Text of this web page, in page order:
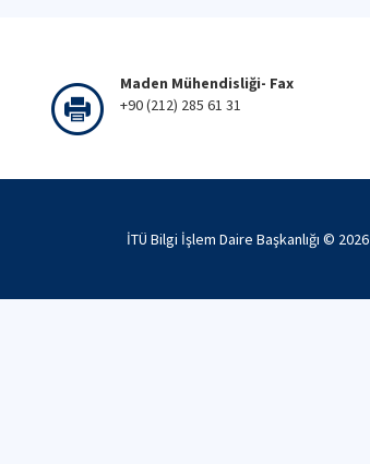
Maden Mühendisliği- Fax
+90 (212) 285 61 31
İTÜ Bilgi İşlem Daire Başkanlığı © 2026